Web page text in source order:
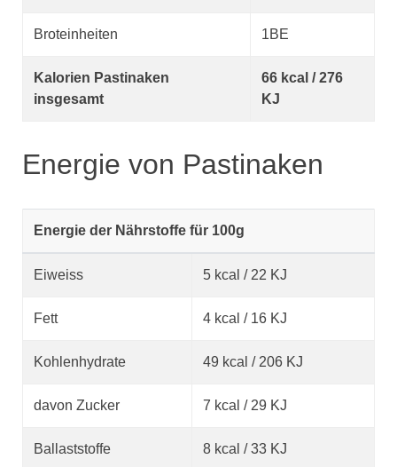
Broteinheiten 1BE
Kalorien Pastinaken
insgesamt
66 kcal / 276
KJ
Energie von Pastinaken
Energie der Nährstoffe für 100g
Eiweiss 5 kcal / 22 KJ
Fett 4 kcal / 16 KJ
Kohlenhydrate 49 kcal / 206 KJ
davon Zucker 7 kcal / 29 KJ
Ballaststoffe 8 kcal / 33 KJ